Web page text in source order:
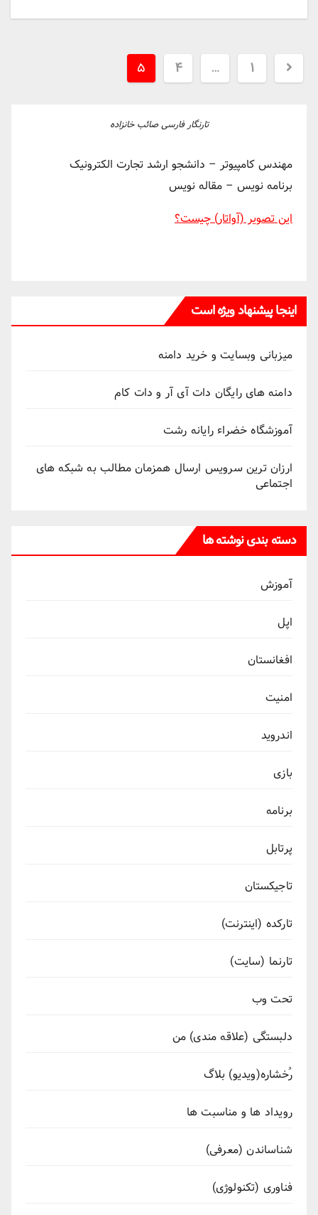
Posts
pagination
۱ … ۴ ۵
تارنگار فارسی صائب خانزاده
مهندس کامپیوتر – دانشجو ارشد تجارت الکترونیک
برنامه نویس – مقاله نویس
این تصویر (آواتار) چیست؟
اینجا پیشنهاد ویژه است
میزبانی وبسایت و خرید دامنه
دامنه های رایگان دات آی آر و دات کام
آموزشگاه خضراء رایانه رشت
ارزان ترین سرویس ارسال همزمان مطالب به شبکه های
اجتماعی
دسته بندی نوشته ها
آموزش
اپل
افغانستان
امنیت
اندروید
بازی
برنامه
پرتابل
تاجیکستان
تارکده (اینترنت)
تارنما (سایت)
تحت وب
دلبستگی (علاقه مندی) من
رُخشاره(ویدیو) بلاگ
رویداد ها و مناسبت ها
شناساندن (معرفی)
فناوری (تکنولوژی)